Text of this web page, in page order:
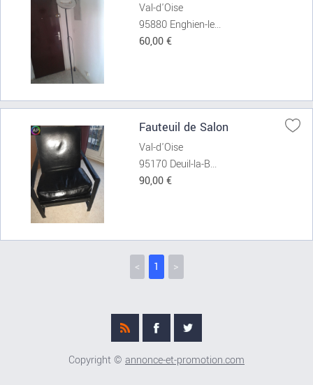
Val-d'Oise
95880 Enghien-le...
60,00 €
Fauteuil de Salon
Val-d'Oise
95170 Deuil-la-B...
90,00 €
< 1 >
Copyright © annonce-et-promotion.com